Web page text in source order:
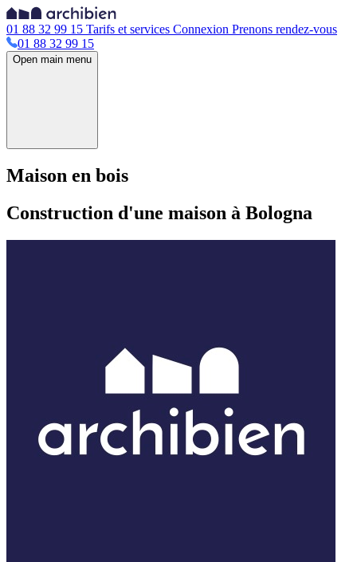
01 88 32 99 15 Tarifs et services Connexion Prenons rendez-vous
01 88 32 99 15
Open main menu
Maison en bois
Construction d'une maison à Bologna